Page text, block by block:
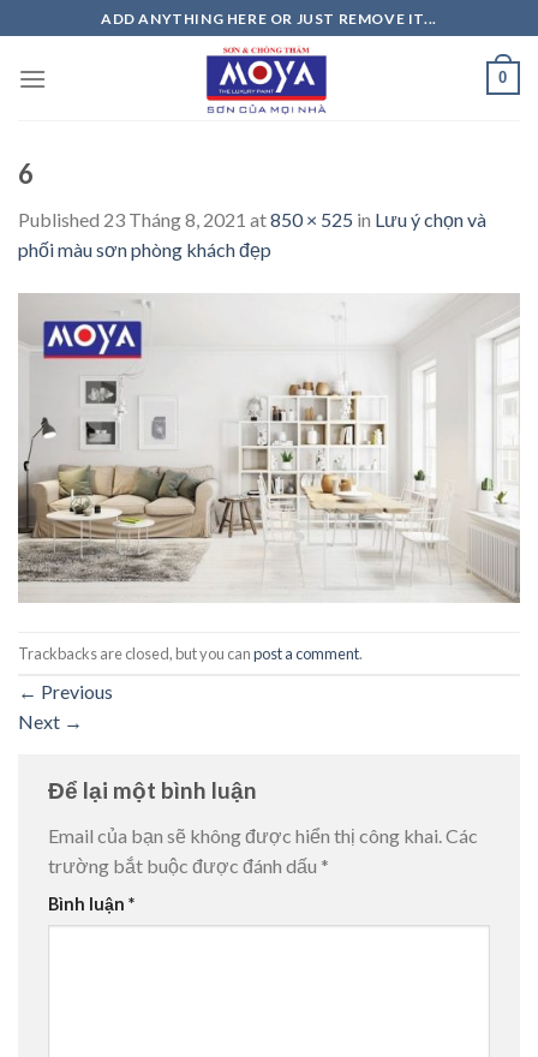
to
content
ADD ANYTHING HERE OR JUST REMOVE IT...
0
6
Published 23 Tháng 8, 2021 at850 × 525 in Lưu ý chọn và
phối màu sơn phòng khách đẹp
Trackbacks are closed, but you canpost a comment.
← Previous
Next →
Để lại một bình luận
Email của bạn sẽ không được hiển thị công khai.Các
trường bắt buộc được đánh dấu *
Bình luận *